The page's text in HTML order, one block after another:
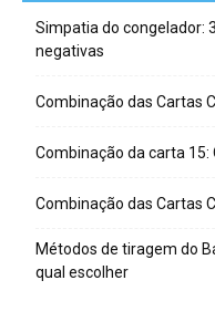
Simpatia do congelador:
negativas
Combinação das Cartas
Combinação da carta 15:
Combinação das Cartas
Métodos de tiragem do
qual escolher